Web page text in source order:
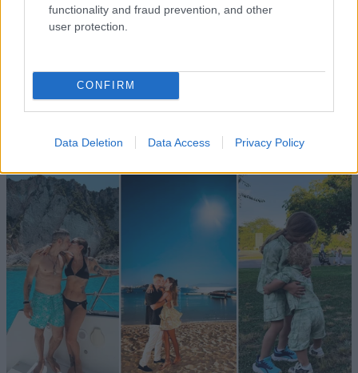
functionality and fraud prevention, and other
user protection.
CONFIRM
Data Deletion Data Access Privacy Policy
LIFESTYLE
Νία Βαρντάλος – Σπύρος Κατσαγάνης: Μια
σχέση που θυμίζει σενάριο ταινίας και μετρά
πάνω από τέσσερα χρόνια